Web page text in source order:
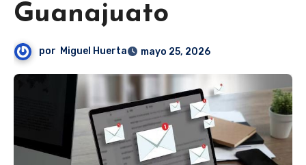
Guanajuato
por Miguel Huerta mayo 25, 2026